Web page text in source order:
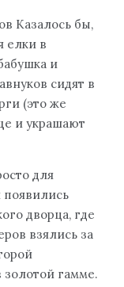
Казалось бы,
елки в
и
сидят в
(это же
и украшают
для
появились
дворца, где
взялись за
гамме.